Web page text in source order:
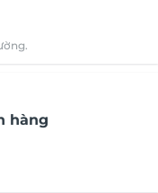
hàng